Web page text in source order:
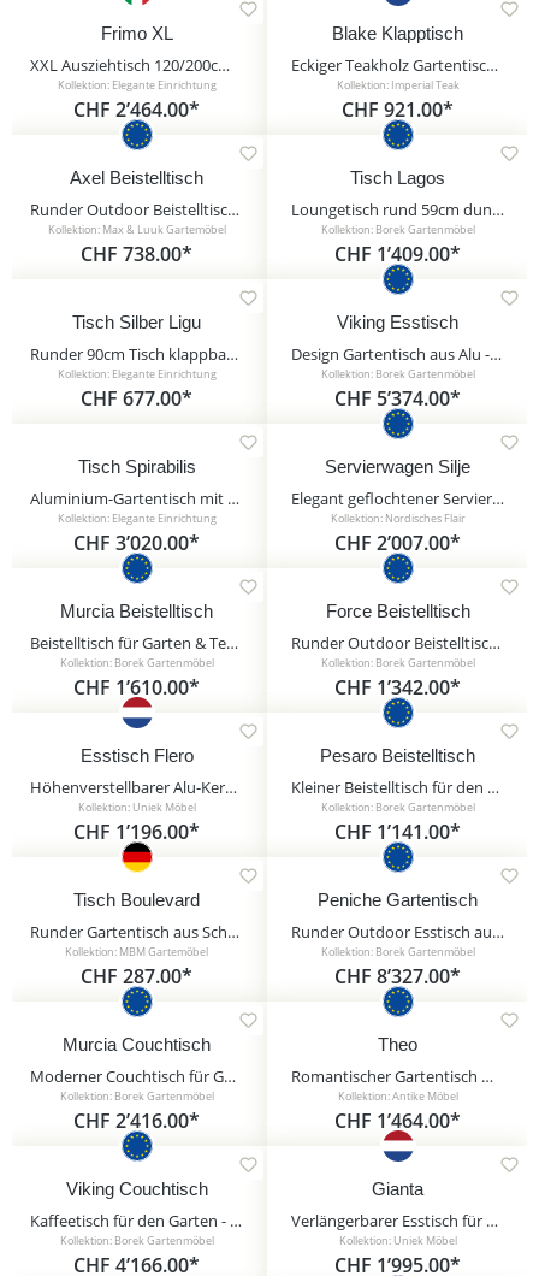
Frimo XL
XXL Ausziehtisch 120/200cm aus HPL mit Cementoptik - Frimo XL / Anthrazit/Weiß
Kollektion: Elegante Einrichtung
CHF 2’464.00*
Blake Klapptisch
Eckiger Teakholz Gartentisch zum Klappen - Blake Klapptisch
Kollektion: Imperial Teak
CHF 921.00*
Axel Beistelltisch
Runder Outdoor Beistelltisch in grün von Max & Luuk - Fiberglas - Axel Beistelltisch
Kollektion: Max & Luuk Gartemöbel
CHF 738.00*
Tisch Lagos
Loungetisch rund 59cm dunkelgrau mit Ardenza-Seil - Tisch Lagos
Kollektion: Borek Gartenmöbel
CHF 1’409.00*
Tisch Silber Ligu
Runder 90cm Tisch klappbar mit Silber Gestell - Tisch Silber Ligu / mit Holzoptik
Kollektion: Elegante Einrichtung
CHF 677.00*
Viking Esstisch
Design Gartentisch aus Alu - groß - Borek - 69x291x114cm - Viking Esstisch / Anthrazit
Kollektion: Borek Gartenmöbel
CHF 5’374.00*
Tisch Spirabilis
Aluminium-Gartentisch mit Teak-Holz Platte - Tisch Spirabilis / 76x210x90cm (HxBxT) / Anthrazit
Kollektion: Elegante Einrichtung
CHF 3’020.00*
Servierwagen Silje
Elegant geflochtener Servierwagen mit Rädern für den Garten - Servierwagen Silje
Kollektion: Nordisches Flair
CHF 2’007.00*
Murcia Beistelltisch
Beistelltisch für Garten & Terrasse - Aluminium - Borek - grau - 40x90x30cm - Murcia Beistelltisch / Anthrazit
Kollektion: Borek Gartenmöbel
CHF 1’610.00*
Force Beistelltisch
Runder Outdoor Beistelltisch von Borek - Aluminium - modern - Force Beistelltisch / Anthrazit
Kollektion: Borek Gartenmöbel
CHF 1’342.00*
Esstisch Flero
Höhenverstellbarer Alu-Keramik Gartentisch - Esstisch Flero
Kollektion: Uniek Möbel
CHF 1’196.00*
Pesaro Beistelltisch
Kleiner Beistelltisch für den Garten - Borek - Edelstahl & Holz - rund - Pesaro Beistelltisch
Kollektion: Borek Gartenmöbel
CHF 1’141.00*
Tisch Boulevard
Runder Gartentisch aus Schmiedeeisen - MBM - 65cm - Landhaus Stil - Tisch Boulevard
Kollektion: MBM Gartemöbel
CHF 287.00*
Peniche Gartentisch
Runder Outdoor Esstisch aus Edelstahl und Dekton von Borek - Peniche Gartentisch / Anthrazit / Tischplatte Rem
Kollektion: Borek Gartenmöbel
CHF 8’327.00*
Murcia Couchtisch
Moderner Couchtisch für Garten & Terrasse aus Alu - Borek - 40x90x90cm - Murcia Couchtisch / Anthrazit
Kollektion: Borek Gartenmöbel
CHF 2’416.00*
Theo
Romantischer Gartentisch wetterfest nostalgisch - Theo / grün
Kollektion: Antike Möbel
CHF 1’464.00*
Viking Couchtisch
Kaffeetisch für den Garten - Borek - Aluminium - 32x183x91cm - Viking Couchtisch
Kollektion: Borek Gartenmöbel
CHF 4’166.00*
Gianta
Verlängerbarer Esstisch für den Garten aus Alu und Keramik - Gianta / 77x185/245x102cm (HxBxT)
Kollektion: Uniek Möbel
CHF 1’995.00*